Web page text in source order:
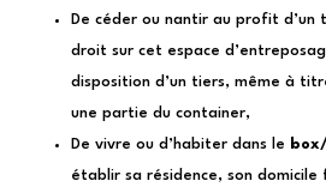
De céder ou nantir au profit d’un
droit sur cet espace
disposition d’un tiers, même à
une partie du container,
De vivre ou d’habiter dans le
établir sa résidence, son domicile